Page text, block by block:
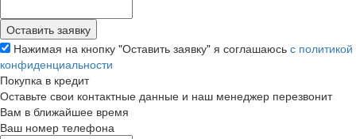
Нажимая на кнопку "Оставить заявку" я соглашаюсь с политикой
конфиденциальности
Покупка в кредит
Оставьте свои контактные данные и наш менеджер перезвонит
Вам в ближайшее время
Ваш номер телефона